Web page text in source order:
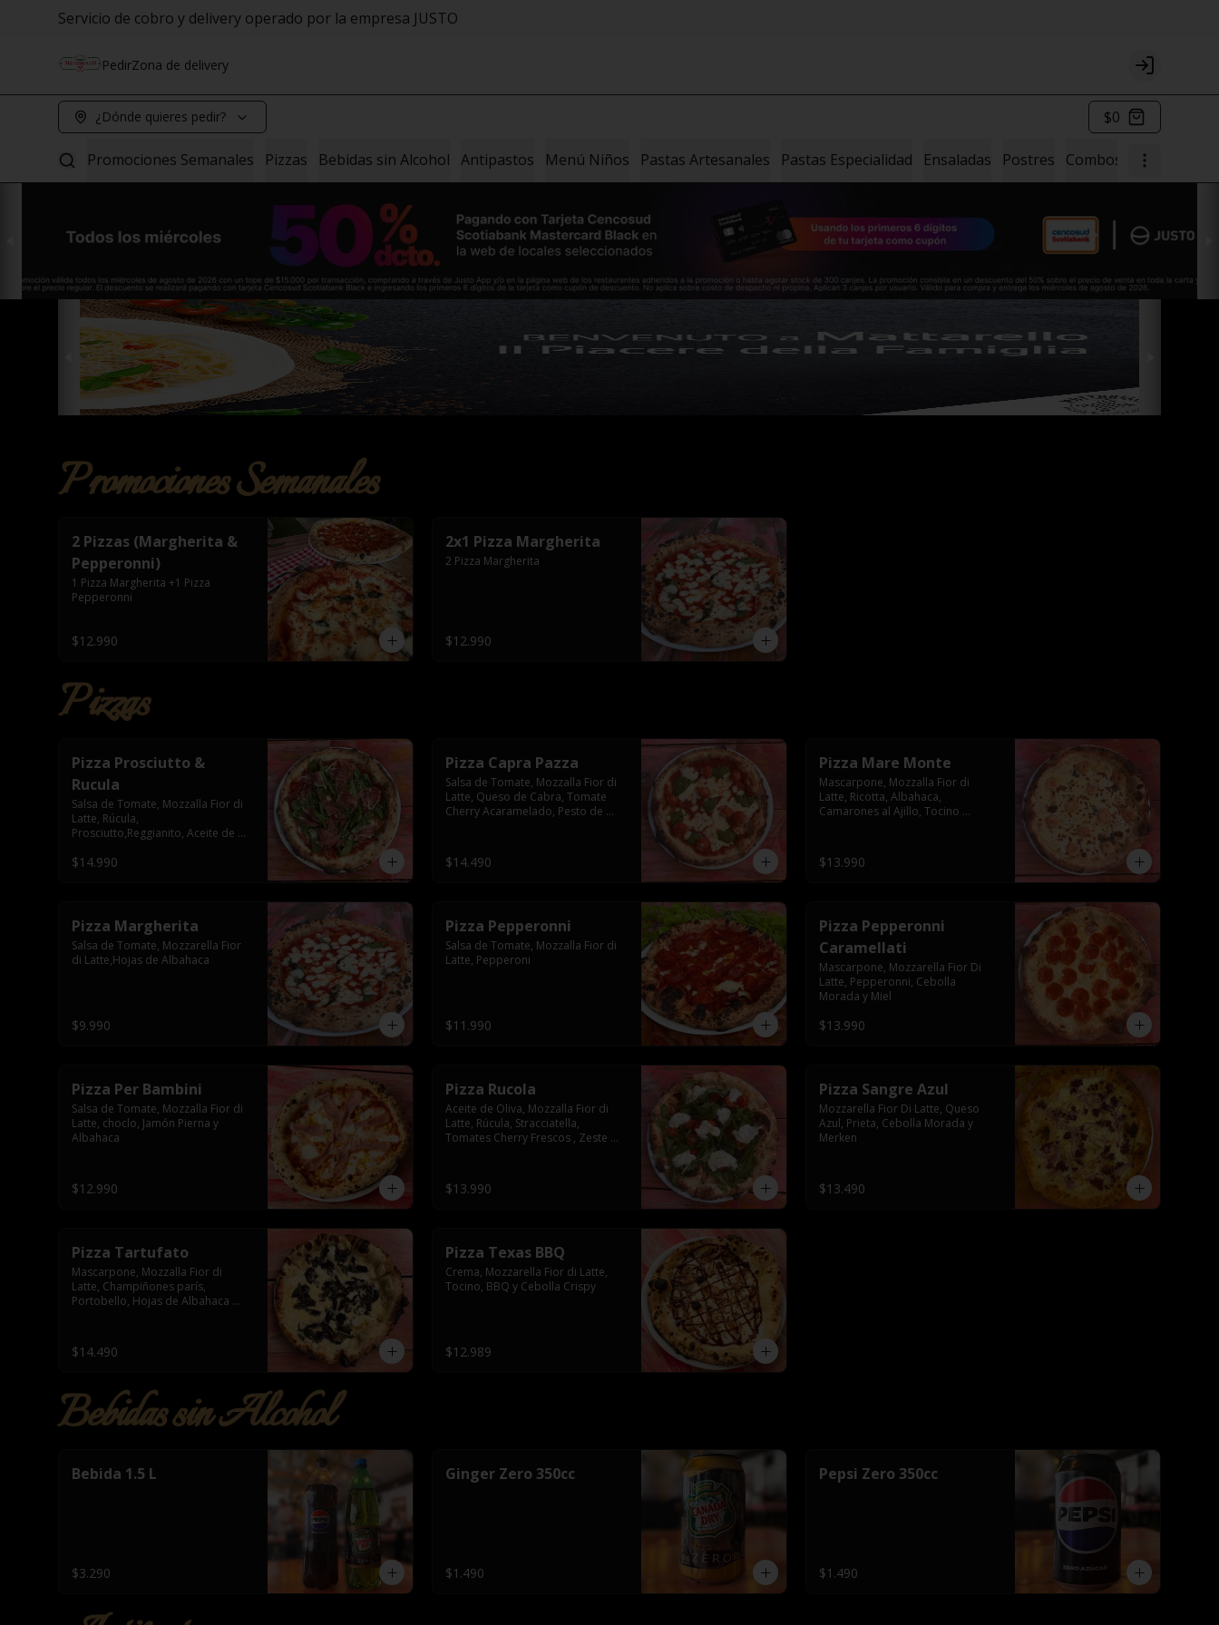
Servicio de cobro y delivery operado por la empresa JUSTO
PedirZona de delivery Login
¿Dónde quieres pedir? $0
Promociones Semanales Pizzas Bebidas sin Alcohol Antipastos Menú Niños Pastas Artesanales Pastas Especialidad Ensaladas Postres Combos
Promociones Semanales
2 Pizzas (Margherita &
Pepperonni)
1 Pizza Margherita +1 Pizza
Pepperonni
$12.990
2x1 Pizza Margherita
2 Pizza Margherita
$12.990
Pizzas
Pizza Prosciutto &
Rucula
Salsa de Tomate, Mozzalla Fior di
Latte, Rúcula,
Prosciutto,Reggianito, Aceite de
$14.990
Pizza Capra Pazza
Salsa de Tomate, Mozzalla Fior di
Latte, Queso de Cabra, Tomate
Cherry Acaramelado, Pesto de
$14.490
Pizza Mare Monte
Mascarpone, Mozzalla Fior di
Latte, Ricotta, Albahaca,
Camarones al Ajillo, Tocino
$13.990
Pizza Margherita
Salsa de Tomate, Mozzarella Fior
di Latte,Hojas de Albahaca
$9.990
Pizza Pepperonni
Salsa de Tomate, Mozzalla Fior di
Latte, Pepperoni
$11.990
Pizza Pepperonni
Caramellati
Mascarpone, Mozzarella Fior Di
Latte, Pepperonni, Cebolla
Morada y Miel
$13.990
Pizza Per Bambini
Salsa de Tomate, Mozzalla Fior di
Latte, choclo, Jamón Pierna y
Albahaca
$12.990
Pizza Rucola
Aceite de Oliva, Mozzalla Fior di
Latte, Rúcula, Stracciatella,
Tomates Cherry Frescos , Zeste de
$13.990
Pizza Sangre Azul
Mozzarella Fior Di Latte, Queso
Azul, Prieta, Cebolla Morada y
Merken
$13.490
Pizza Tartufato
Mascarpone, Mozzalla Fior di
Latte, Champiñones parís,
Portobello, Hojas de Albahaca
$14.490
Pizza Texas BBQ
Crema, Mozzarella Fior di Latte,
Tocino, BBQ y Cebolla Crispy
$12.989
Bebidas sin Alcohol
Bebida 1.5 L
$3.290
Ginger Zero 350cc
$1.490
Pepsi Zero 350cc
$1.490